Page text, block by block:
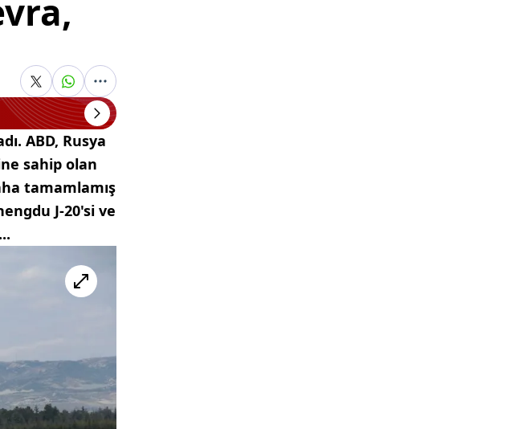
ABD, Rusya
sahip olan
tamamlamış
J-20'si ve